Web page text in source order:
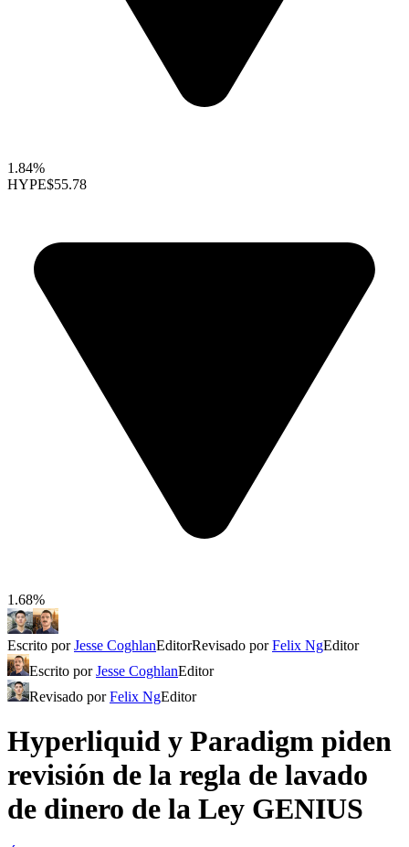
1.84%
HYPE$55.78
1.68%
Escrito porJesse CoghlanEditorRevisado porFelix NgEditor
Escrito porJesse CoghlanEditor
Revisado porFelix NgEditor
Hyperliquid y Paradigm piden
revisión de la regla de lavado
de dinero de la Ley GENIUS